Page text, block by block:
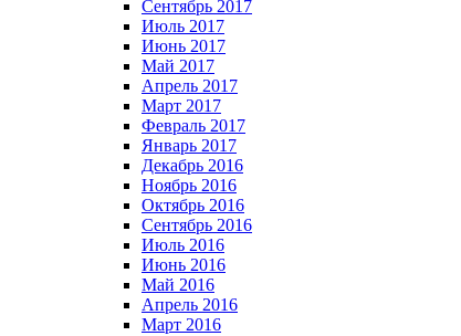
Сентябрь 2017
Июль 2017
Июнь 2017
Май 2017
Апрель 2017
Март 2017
Февраль 2017
Январь 2017
Декабрь 2016
Ноябрь 2016
Октябрь 2016
Сентябрь 2016
Июль 2016
Июнь 2016
Май 2016
Апрель 2016
Март 2016